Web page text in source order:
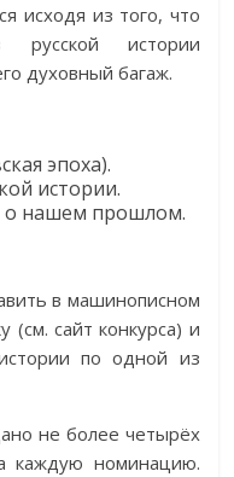
исходя из того, что
русской истории
духовный багаж.
эпоха).
истории.
о нашем прошлом.
в машинописном
(см. сайт конкурса) и
по одной из
не более четырёх
каждую номинацию.